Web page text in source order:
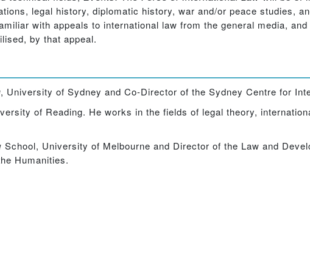
legal history, diplomatic history, war and/or peace studies,
with appeals to international law from the general media,
by that appeal.
of Sydney and Co-Director of the Sydney Centre for
of Reading. He works in the fields of legal theory,
University of Melbourne and Director of the Law and
Humanities.